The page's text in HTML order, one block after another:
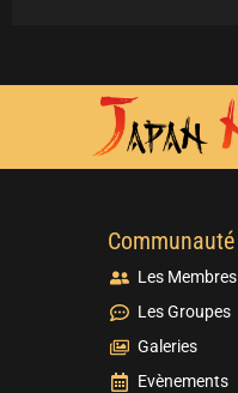
Communauté
Les Membres
Les Groupes
Galeries
Evènements